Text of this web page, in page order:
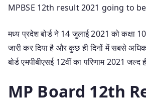
MPBSE 12th result 2021 going to
मध्य प्रदेश बोर्ड ने 14 जुलाई 2021 को कक्षा
जारी कर दिया है और कुछ ही दिनों में सबसे
बोर्ड एमपीबीएसई 12वीं का परिणाम 2021 जल्द
MP Board 12th